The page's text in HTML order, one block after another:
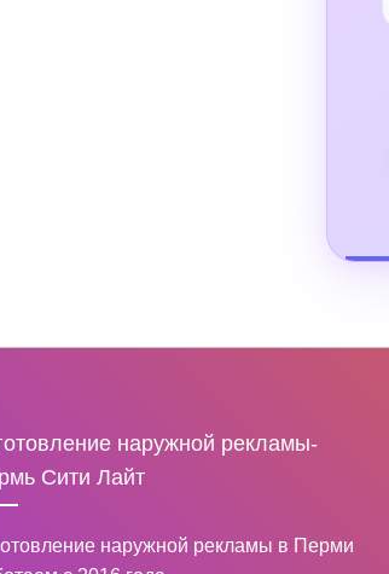
наружной рекламы-
Сити Лайт
наружной рекламы в Перми